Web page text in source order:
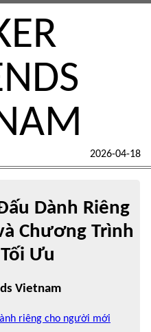
2026-04-18
Dành Riêng
Chương Trình
Ưu
Vietnam
riêng cho người mới